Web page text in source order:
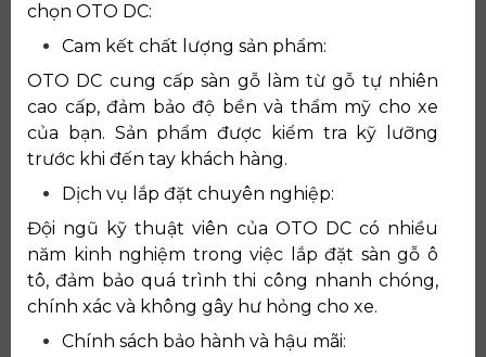
chọn OTO DC:
Cam kết chất lượng sản phẩm:
OTO DC cung cấp sàn gỗ làm từ gỗ tự nhiên
cao cấp, đảm bảo độ bền và thẩm mỹ cho xe
của bạn. Sản phẩm được kiểm tra kỹ lưỡng
trước khi đến tay khách hàng.
Dịch vụ lắp đặt chuyên nghiệp:
Đội ngũ kỹ thuật viên của OTO DC có nhiều
năm kinh nghiệm trong việc lắp đặt sàn gỗ ô
tô, đảm bảo quá trình thi công nhanh chóng,
chính xác và không gây hư hỏng cho xe.
Chính sách bảo hành và hậu mãi: